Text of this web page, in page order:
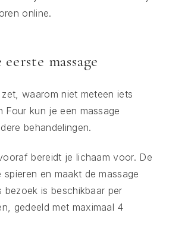
online.
massage
waarom niet meteen iets
Four kun je een massage
behandelingen.
bereidt je lichaam voor. De
en maakt de massage
bezoek is beschikbaar per
gedeeld met maximaal 4